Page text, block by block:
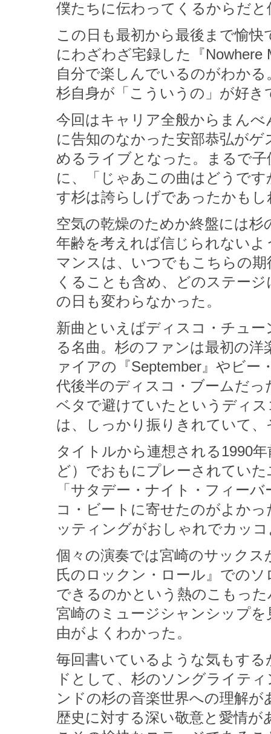
僕たちに伝わってくるからだ
この日も最初から最後まで愉
にわざわざ宅録した『
自分で楽しんでいるのがわか
杉自身が「こういうの」が好
今回はキャリア全般からまん
に告知のなかった安部恭弘が
めるライブとなった。まるで
に、「じゃあこの曲はどうで
す杉は誇らしげであったかもし
空気の乾燥のためか終盤には
年齢を考えれば信じられない
マンスは、いつでもこちらの
くることも含め、どのステー
の日も変わらなかった。
新曲といえばディスコ・チュ
る名曲。杉のファンは最初の
ァイアの『September』やビー
代後半のディスコ・ブームだ
ベタで避けていたというディ
は、しっかり振りきれていて
タイトルから連想される1990
ど）でおもにプレーされてい
「サタデー・ナイト・フィー
コ・ビートに寄せたのがよか
ッティングがおしゃれでカッ
個々の演奏では宮崎のサック
氏のロックン・ロール』での
できるのかという熱のこもっ
宮崎のミュージシャンシップ
由がよくわかった。
毎回書いているような気もす
ドとして、杉のソングライテ
ンドの杉の音楽世界への理解
歴史に対する深い敬意と愛情